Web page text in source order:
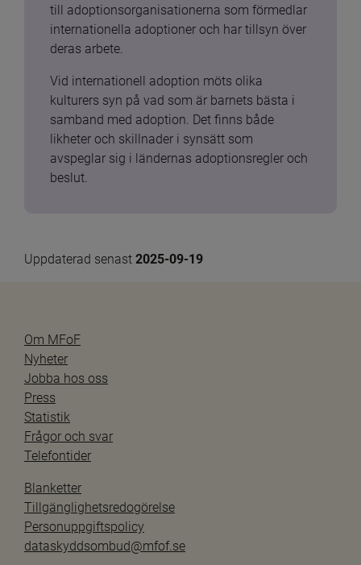
till adoptionsorganisationerna som förmedlar
internationella adoptioner och har tillsyn över
deras arbete.
Vid internationell adoption möts olika
kulturers syn på vad som är barnets bästa i
samband med adoption. Det finns både
likheter och skillnader i synsätt som
avspeglar sig i ländernas adoptionsregler och
beslut.
Uppdaterad senast 2025-09-19
Om MFoF
Nyheter
Jobba hos oss
Press
Statistik
Frågor och svar
Telefontider
Blanketter
Tillgänglighetsredogörelse
Personuppgiftspolicy
dataskyddsombud@mfof.se